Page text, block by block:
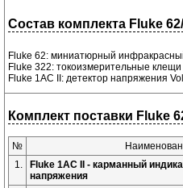
Состав комплекта Fluke
Fluke 62: миниатюрный
Fluke 322: токоизмерительные клещи
Fluke 1AC II: детектор напряжения
Комплект поставки Fluke
№
1.
Fluke 1AC II - карманный
напряжения